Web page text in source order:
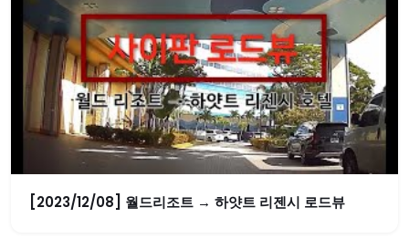
[2023/12/08] 월드리조트 → 하얏트 리젠시 로드뷰